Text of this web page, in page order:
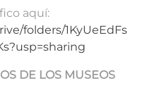
aquí:
folders/1KyUeEdFs
DE LOS MUSEOS